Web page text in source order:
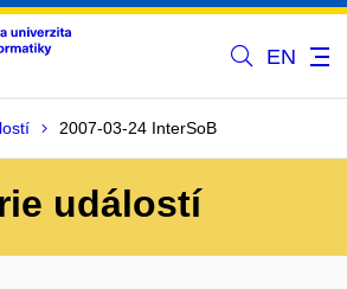
EN
2007-03-24 InterSoB
událostí